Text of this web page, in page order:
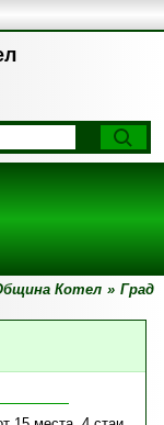
Котел » Град